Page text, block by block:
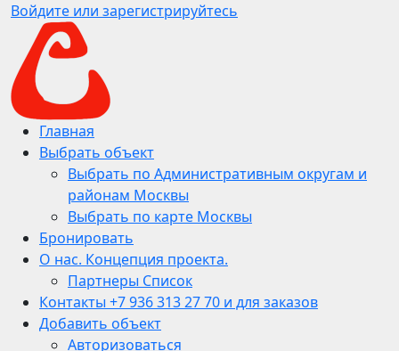
Войдите или зарегистрируйтесь
Главная
Выбрать объект
Выбрать по Административным округам и
районам Москвы
Выбрать по карте Москвы
Бронировать
О нас. Концепция проекта.
Партнеры Список
Контакты +7 936 313 27 70 и для заказов
Добавить объект
Авторизоваться